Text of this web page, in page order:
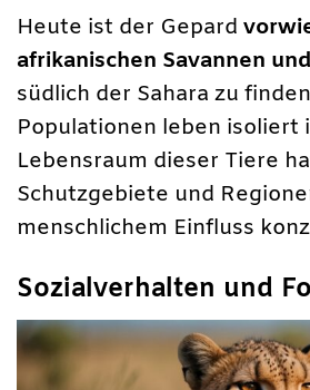
Heute ist der Gepard
afrikanischen Savannen
südlich der Sahara zu
Populationen leben isoliert
Lebensraum dieser Tiere
Schutzgebiete und
menschlichem Einfluss
Sozialverhalten und